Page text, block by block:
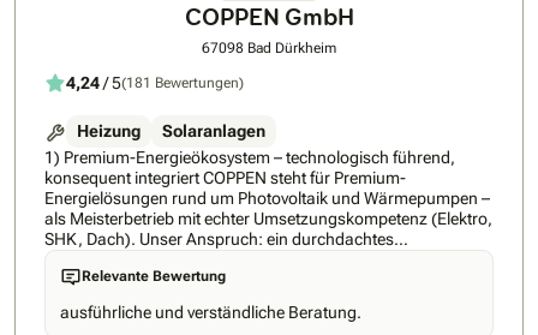
COPPEN GmbH
67098 Bad Dürkheim
4,24/ 5(181 Bewertungen)
Heizung
Solaranlagen
1) Premium-Energieökosystem – technologisch führend,
konsequent integriert COPPEN steht für Premium-
Energielösungen rund um Photovoltaik und Wärmepumpen –
als Meisterbetrieb mit echter Umsetzungskompetenz (Elektro,
SHK, Dach). Unser Anspruch: ein durchdachtes
Gesamtsystem statt Insellösungen. Dafür verbinden wir
Entwicklung und Produktion mit Planung und Installation und
setzen bewusst auf ausschließlich Geräte aus unserem
Portfolio auf höchstem technologischem Niveau, die wir
Relevante Bewertung
ausführliche und verständliche Beratung.